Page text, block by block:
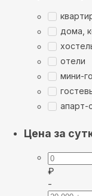
дома,
отели
мини-
апарт-
Цена за
₽
-